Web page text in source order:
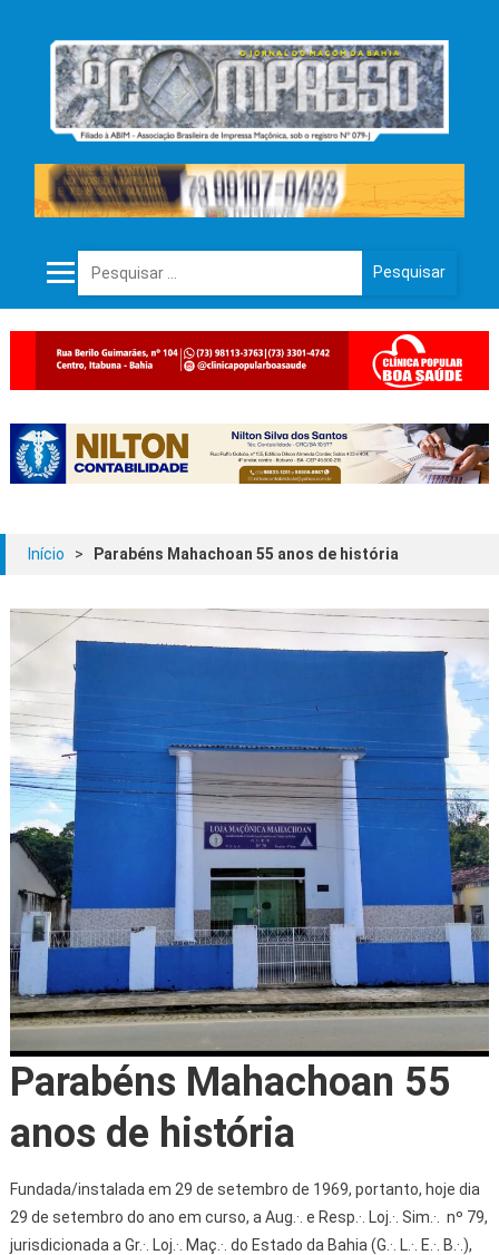
Pesquisar por:
Início > Parabéns Mahachoan 55 anos de história
Parabéns Mahachoan 55
anos de história
Fundada/instalada em 29 de setembro de 1969, portanto, hoje dia
29 de setembro do ano em curso, a Aug.·. e Resp.·. Loj.·. Sim.·. nº 79,
jurisdicionada a Gr.·. Loj.·. Maç.·. do Estado da Bahia (G.·. L.·. E.·. B.·.),